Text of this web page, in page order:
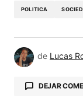
POLITICA
de Lucas
DEJAR